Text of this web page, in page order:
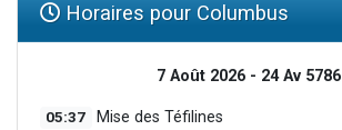
Horaires pour Columbus
7 Août 2026 - 24 Av 5786
05:37 Mise des Téfilines